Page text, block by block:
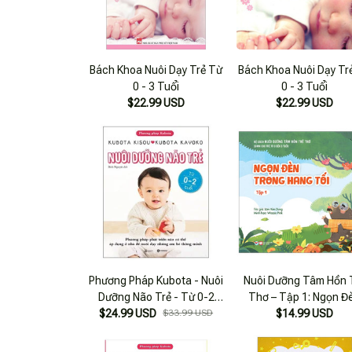
Bách Khoa Nuôi Dạy Trẻ Từ
0 - 3 Tuổi
$22.99 USD
Bách Khoa Nuôi Dạy
0 - 3 Tuổi
$22.99 USD
Phương Pháp Kubota - Nuôi
Dưỡng Não Trẻ - Từ 0-2
Tuổi (Tái Bản 2025)
$24.99 USD $33.99 USD
Nuôi Dưỡng Tâm Hồn
Thơ – Tập 1: Ngọn
Trong Hang Tối (Dành
$14.99 USD